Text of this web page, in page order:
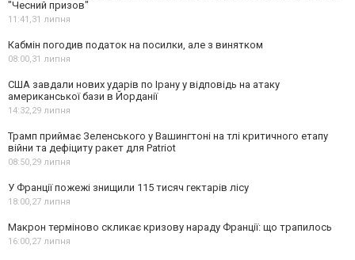
"Чесний призов"
11:41,31 липня
Кабмін погодив податок на посилки, але з винятком
08:00,31 липня
США завдали нових ударів по Ірану у відповідь на атаку
американської бази в Йорданії
14:32,29 липня
Трамп приймає Зеленського у Вашингтоні на тлі критичного етапу
війни та дефіциту ракет для Patriot
08:50,29 липня
У Франції пожежі знищили 115 тисяч гектарів лісу
18:00,27 липня
Макрон терміново скликає кризову нараду Франції: що трапилось
16:00,27 липня